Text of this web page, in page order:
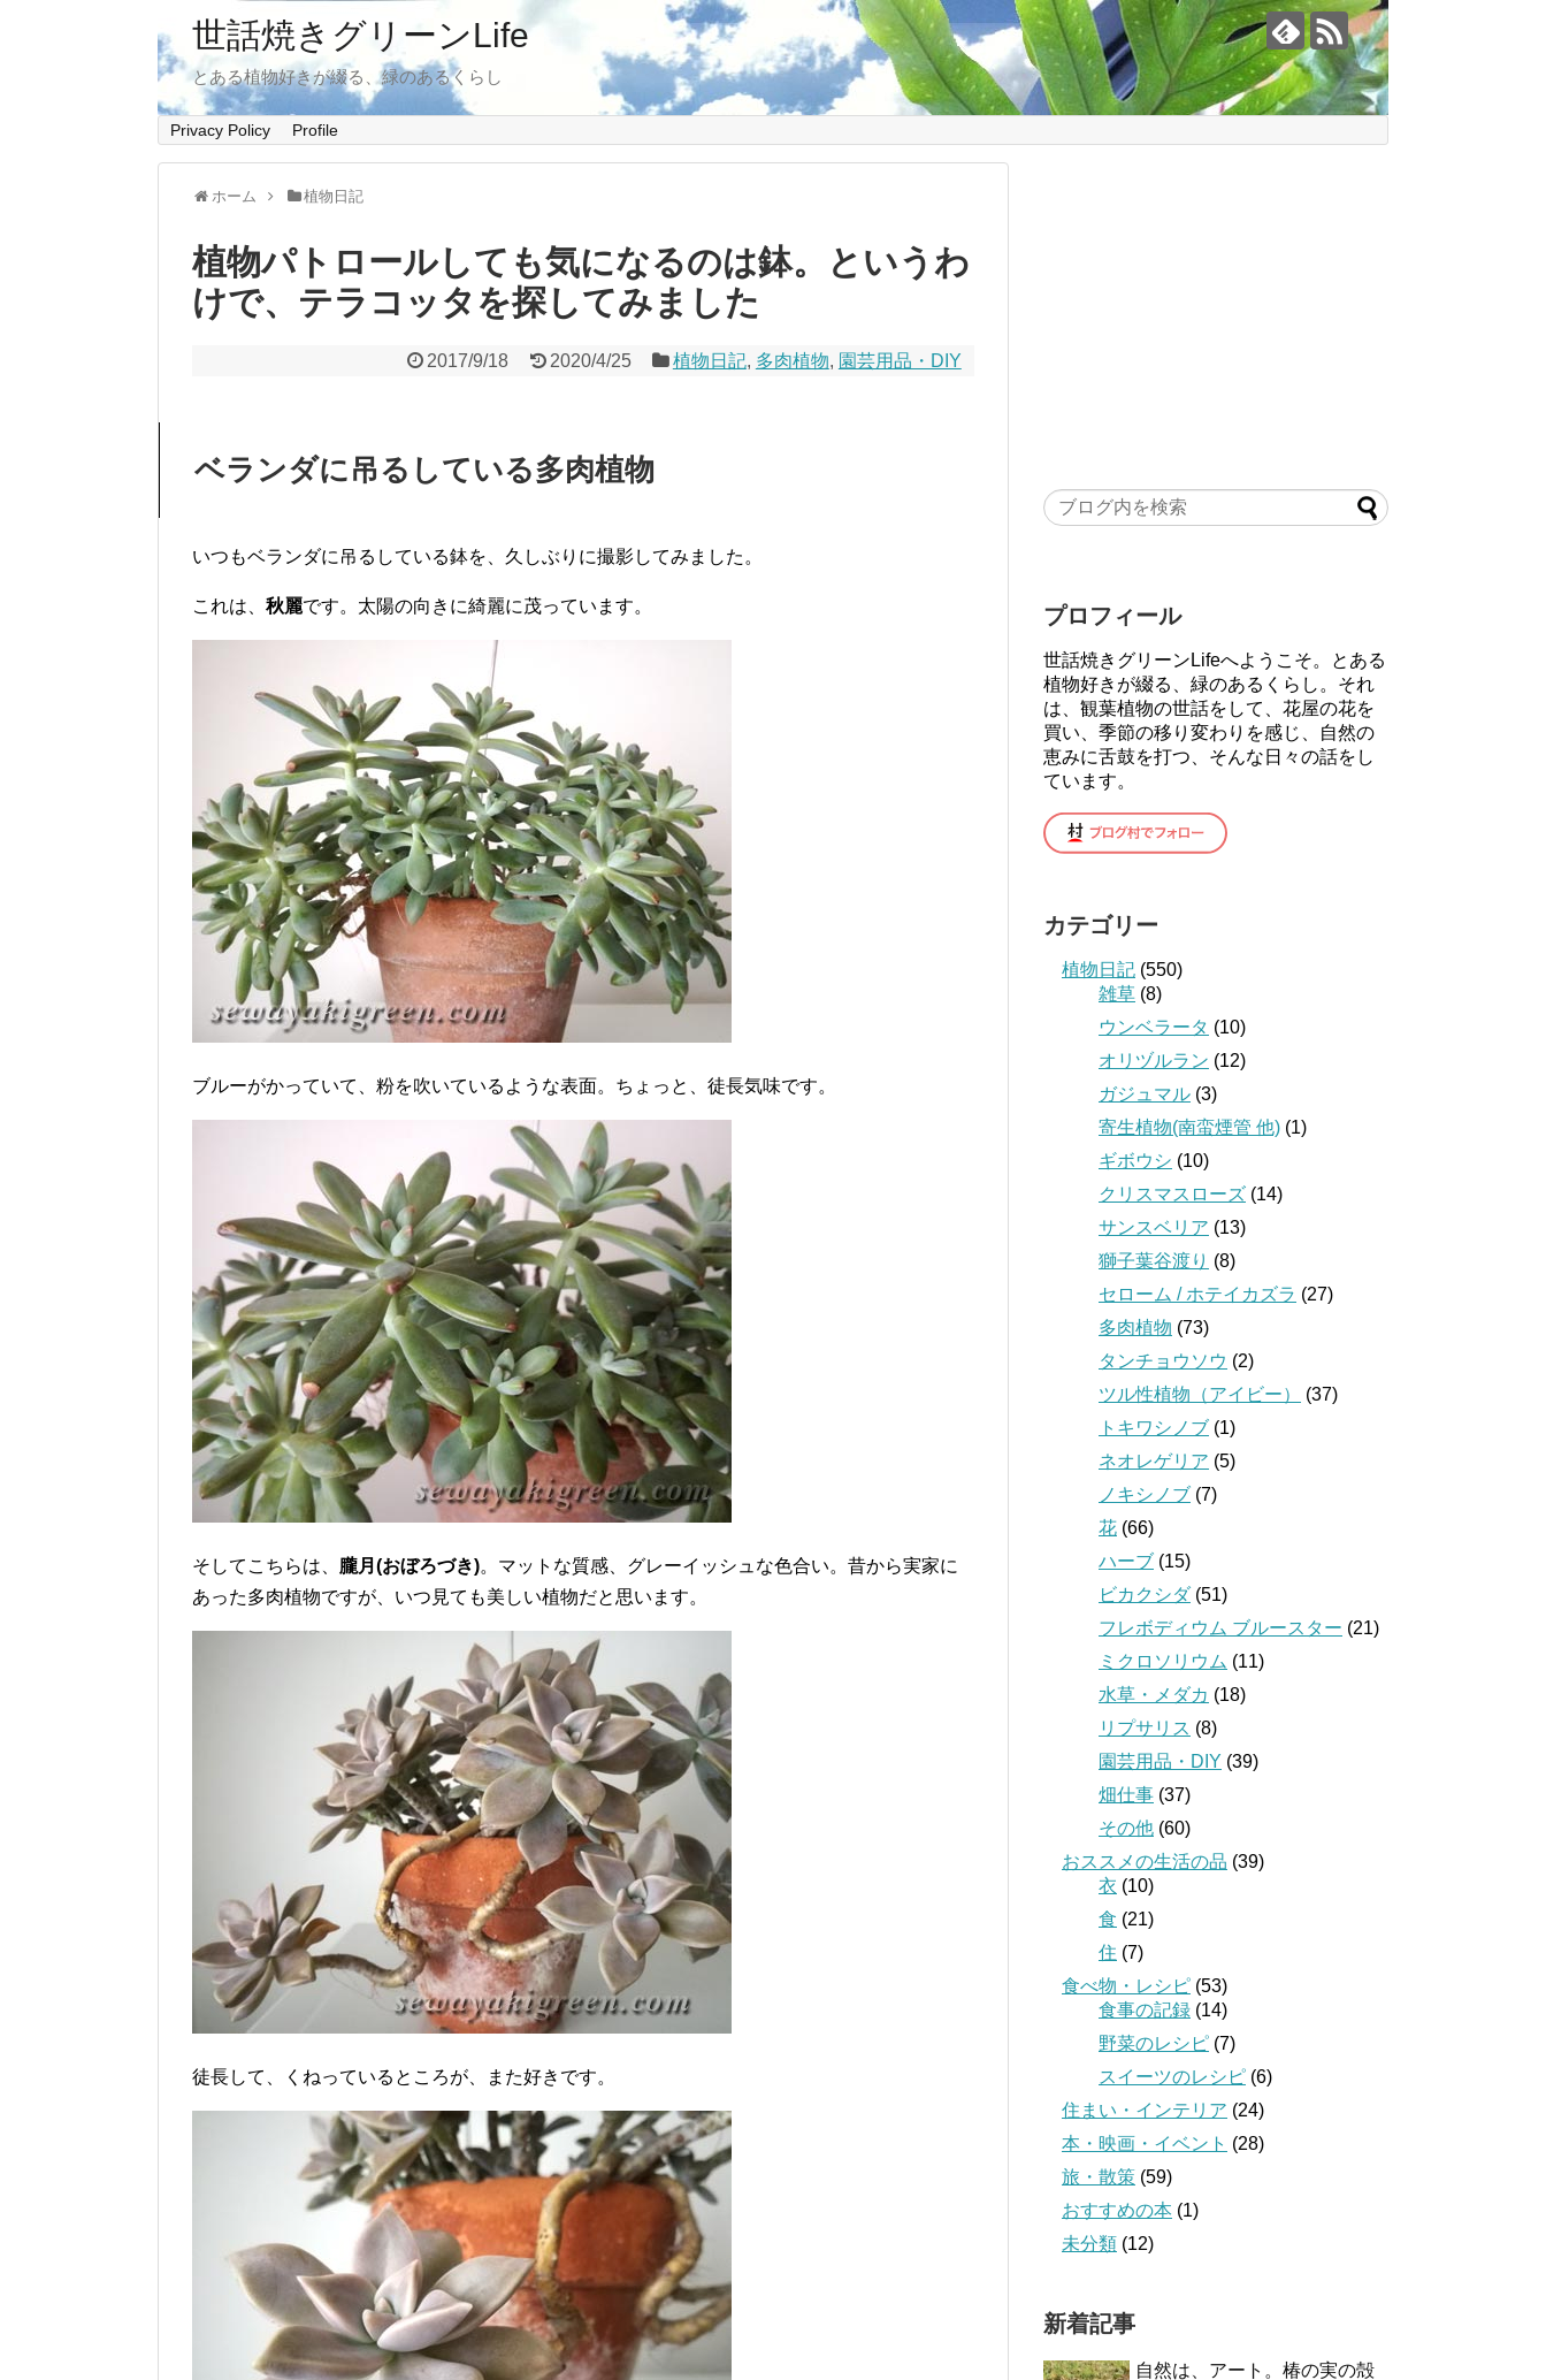
世話焼きグリーンLife
とある植物好きが綴る、緑のあるくらし
Privacy Policy Profile
ホーム 植物日記
植物パトロールしても気になるのは鉢。というわ
けで、テラコッタを探してみました
2017/9/18 2020/4/25 植物日記, 多肉植物, 園芸用品・DIY
ベランダに吊るしている多肉植物
いつもベランダに吊るしている鉢を、久しぶりに撮影してみました。
これは、 秋麗です。太陽の向きに綺麗に茂っています。
ブルーがかっていて、粉を吹いているような表面。ちょっと、徒長気味です。
そしてこちらは、 朧月(おぼろづき)。マットな質感、グレーイッシュな色合い。昔から実家に
あった多肉植物ですが、いつ見ても美しい植物だと思います。
徒長して、くねっているところが、また好きです。
プロフィール
世話焼きグリーンLifeへようこそ。とある
植物好きが綴る、緑のあるくらし。それ
は、観葉植物の世話をして、花屋の花を
買い、季節の移り変わりを感じ、自然の
恵みに舌鼓を打つ、そんな日々の話をし
ています。
カテゴリー
植物日記 (550)
雑草 (8)
ウンベラータ (10)
オリヅルラン (12)
ガジュマル (3)
寄生植物(南蛮煙管 他) (1)
ギボウシ (10)
クリスマスローズ (14)
サンスベリア (13)
獅子葉谷渡り (8)
セローム / ホテイカズラ (27)
多肉植物 (73)
タンチョウソウ (2)
ツル性植物（アイビー）
(37)
トキワシノブ (1)
ネオレゲリア (5)
ノキシノブ (7)
花 (66)
ハーブ (15)
ビカクシダ(51)
フレボディウム ブルースター (21)
ミクロソリウム (11)
水草・メダカ (18)
リプサリス (8)
園芸用品・DIY (39)
畑仕事 (37)
その他 (60)
おススメの生活の品 (39)
衣 (10)
食 (21)
住 (7)
食べ物・レシピ (53)
食事の記録 (14)
野菜のレシピ (7)
スイーツのレシピ (6)
住まい・インテリア (24)
本・映画・イベント (28)
旅・散策 (59)
おすすめの本 (1)
未分類 (12)
新着記事
自然は、アート。椿の実の殻